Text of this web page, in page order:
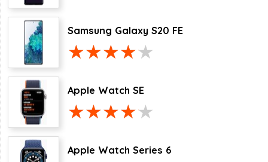
Samsung Galaxy S20 FE
Apple Watch SE
Apple Watch Series 6